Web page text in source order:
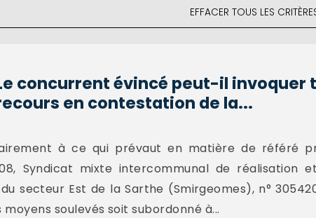
EFFACER TOUS LES
concurrent évincé peut-il invoquer
en contestation de la...
à ce qui prévaut en matière de référé
Syndicat mixte intercommunal de réalisation
secteur Est de la Sarthe (Smirgeomes), n°
soulevés soit subordonné à...